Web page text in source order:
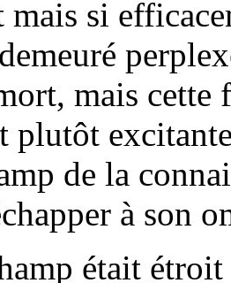
mais si
mais
plutôt
de la
à son
était